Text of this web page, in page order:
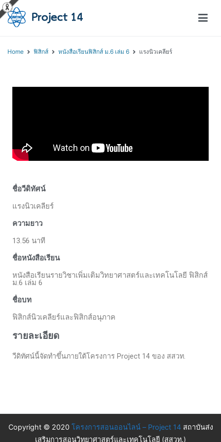
Home ฟิสิกส์ หนังสือเรียนฟิสิกส์ ม.6 เล่ม 6 แรงนิวเคลียร์
ชื่อวีดิทัศน์
แรงนิวเคลียร์
ความยาว
13.56 นาที
ชื่อหนังสือเรียน
หนังสือเรียนรายวิชาเพิ่มเติมวิทยาศาสตร์และเทคโนโลยี ฟิสิกส์
ม.6 เล่ม 6
ชื่อบท
ฟิสิกส์นิวเคลียร์และฟิสิกส์อนุภาค
รายละเอียด
วีดิทัศน์นี้จัดทำขึ้นภายใต้โครงการ Project 14 ของ สสวท.
Copyright © 2020 โครงการสอนออนไลน์ – Project 14สถาบันส่ง
เสริมการสอนวิทยาศาสตร์และเทคโนโลยี (สสวท.)